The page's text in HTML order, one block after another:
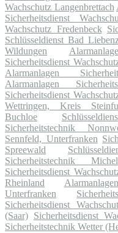
Wachschutz Langenbrettach
Sicherheitsdienst
Wachschutz Fredenbeck
Schlüsseldienst Bad
Wildungen
Sicherheitsdienst
Alarmanlagen
Alarmanlagen
Sicherheitsdienst
Wettringen, Kreis
Buchloe
Sicherheitstechnik
Sennfeld, Unterfranken
Spreewald
Sicherheitstechnik
Sicherheitsdienst
Rheinland
Unterfranken
Sicherheitsdienst
(Saar) Sicherheitsdienst
Sicherheitstechnik Wetter